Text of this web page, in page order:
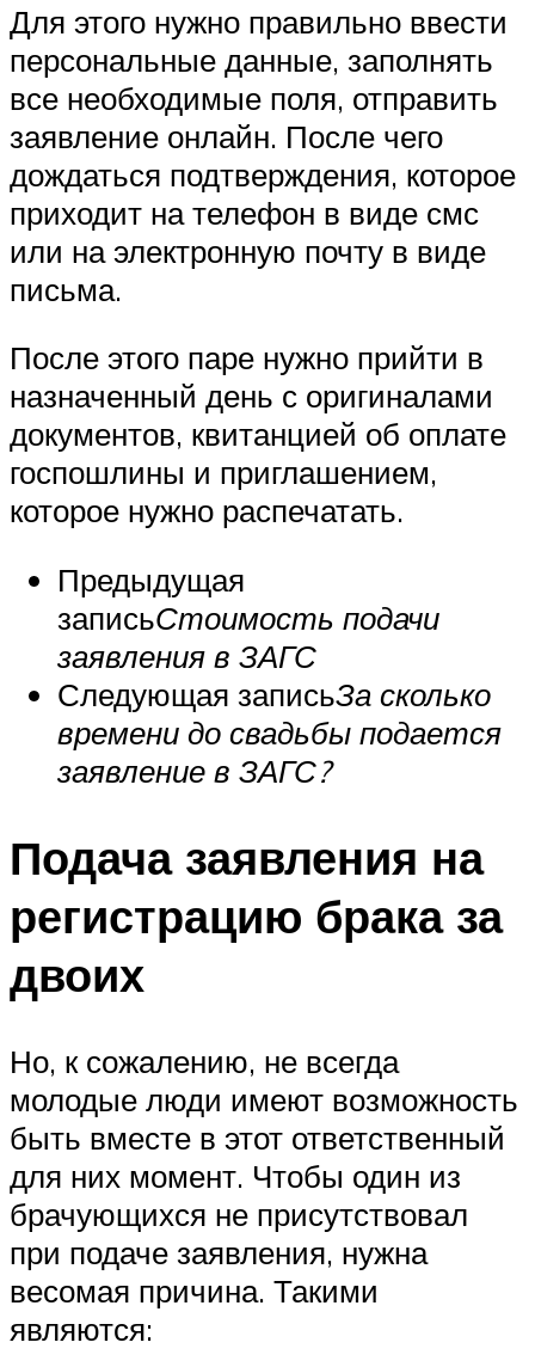
Для этого нужно правильно ввести
персональные данные, заполнять
все необходимые поля, отправить
заявление онлайн. После чего
дождаться подтверждения, которое
приходит на телефон в виде смс
или на электронную почту в виде
письма.
После этого паре нужно прийти в
назначенный день с оригиналами
документов, квитанцией об оплате
госпошлины и приглашением,
которое нужно распечатать.
Предыдущая
записьСтоимость подачи
заявления в ЗАГС
Следующая записьЗа сколько
времени до свадьбы подается
заявление в ЗАГС?
Подача заявления на
регистрацию брака за
двоих
Но, к сожалению, не всегда
молодые люди имеют возможность
быть вместе в этот ответственный
для них момент. Чтобы один из
брачующихся не присутствовал
при подаче заявления, нужна
весомая причина. Такими
являются: